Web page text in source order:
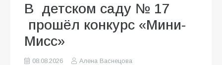
В детском саду № 17
прошёл конкурс «Мини-
Мисс»
08.08.2026
Алена Васнецова